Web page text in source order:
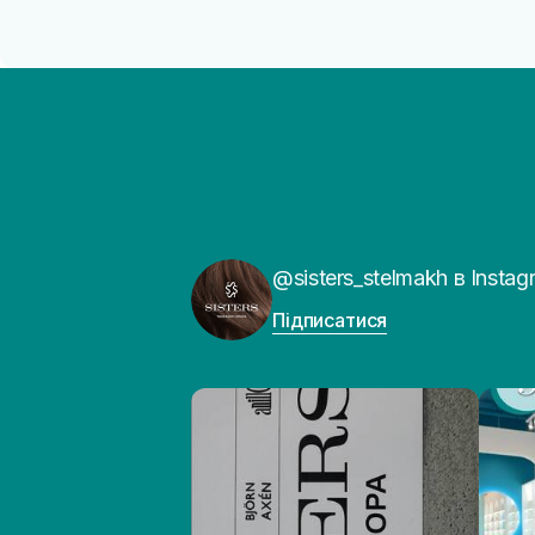
@sisters_stelmakh в
Підписатися